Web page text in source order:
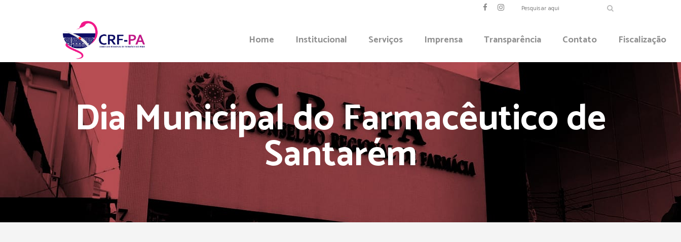
Home Institucional Serviços Imprensa Transparência Contato Fiscalização
Dia Municipal do Farmacêutico de
Santarém